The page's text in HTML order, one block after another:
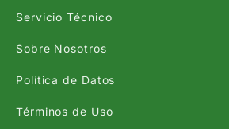
Servicio Técnico
Sobre Nosotros
Política de Datos
Términos de Uso